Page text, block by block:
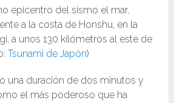
epicentro del sismo el mar,
a la costa de Honshu, en la
a unos 130 kilómetros al este de
Tsunami de Japón)
una duración de dos minutos y
el más poderoso que ha